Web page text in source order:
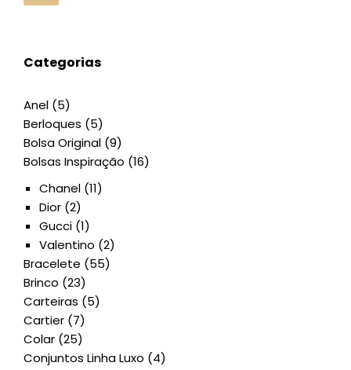
Categorias
Anel (5)
Berloques (5)
Bolsa Original (9)
Bolsas Inspiração (16)
Chanel (11)
Dior (2)
Gucci (1)
Valentino (2)
Bracelete (55)
Brinco (23)
Carteiras (5)
Cartier (7)
Colar (25)
Conjuntos Linha Luxo (4)